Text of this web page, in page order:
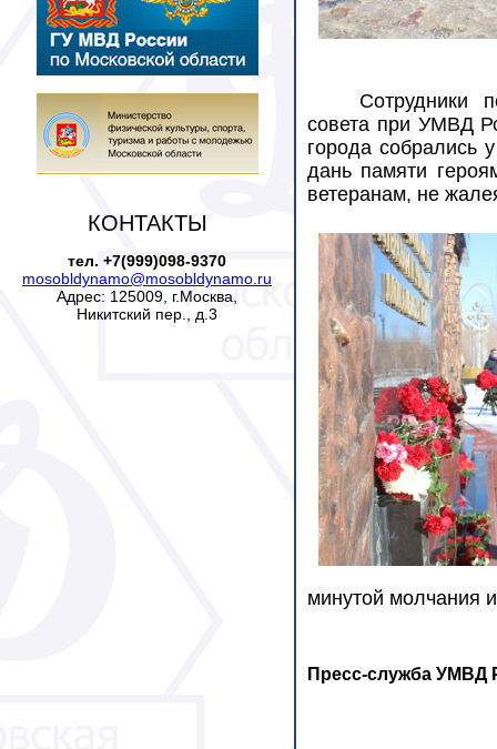
КОНТАКТЫ
тел. +7(999)098-9370
mosobldynamo@mosobldynamo.ru
Адрес: 125009, г.Москва,
Никитский пер., д.3
Сотрудники
совета при УМВД
города собрались
дань памяти
ветеранам, не
минутой молчания
Пресс-служба УМВД